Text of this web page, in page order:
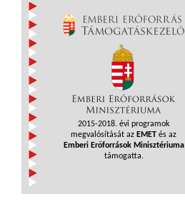
2015-2018. évi programok
megvalósítását az EMET és az
Emberi Erőforrások Minisztériuma
támogatta.